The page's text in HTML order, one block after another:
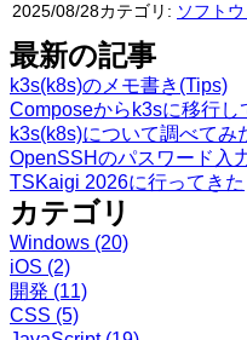
2025/08/28カテゴリ: ソフト
最新の記事
k3s(k8s)のメモ書き(Tips)
Composeからk3sに移行し
k3s(k8s)について調べてみ
OpenSSHのパスワード入
TSKaigi 2026に行ってきた
カテゴリ
Windows (20)
iOS (2)
開発 (11)
CSS (5)